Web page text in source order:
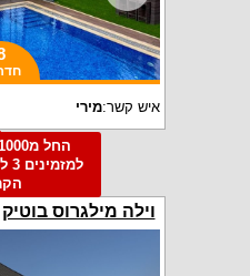
איש קשר:מירי
וילה מילגרוס בוטיק